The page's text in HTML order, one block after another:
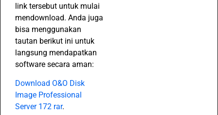
link tersebut untuk mulai
mendownload. Anda juga
bisa menggunakan
tautan berikut ini untuk
langsung mendapatkan
software secara aman:
Download O&O Disk
Image Professional
Server 172 rar.